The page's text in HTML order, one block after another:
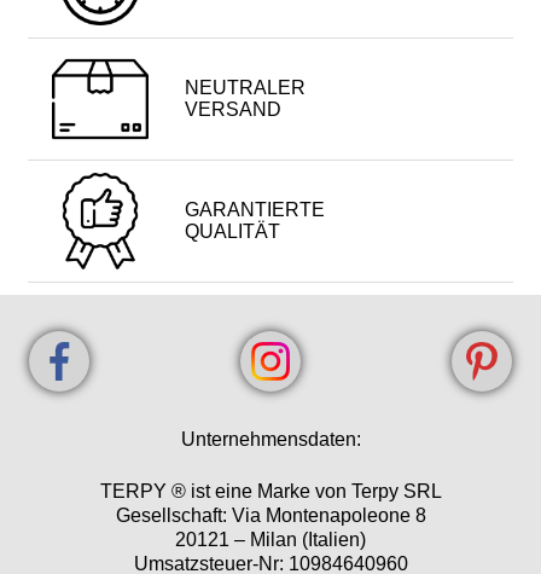
NEUTRALER
VERSAND
GARANTIERTE
QUALITÄT
Unternehmensdaten:
TERPY ® ist eine Marke von Terpy SRL
Gesellschaft: Via Montenapoleone 8
20121 – Milan (Italien)
Umsatzsteuer-Nr: 10984640960